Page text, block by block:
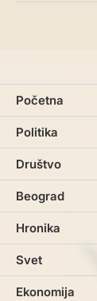
Početna
Politika
Društvo
Beograd
Hronika
Svet
Ekonomija